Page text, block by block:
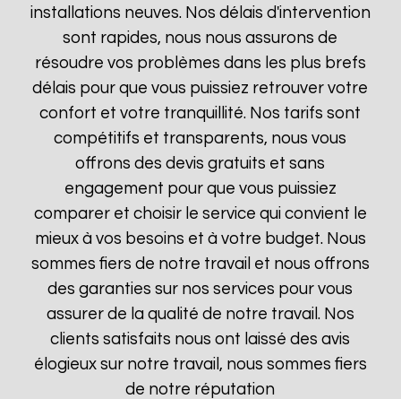
installations neuves. Nos délais d'intervention
sont rapides, nous nous assurons de
résoudre vos problèmes dans les plus brefs
délais pour que vous puissiez retrouver votre
confort et votre tranquillité. Nos tarifs sont
compétitifs et transparents, nous vous
offrons des devis gratuits et sans
engagement pour que vous puissiez
comparer et choisir le service qui convient le
mieux à vos besoins et à votre budget. Nous
sommes fiers de notre travail et nous offrons
des garanties sur nos services pour vous
assurer de la qualité de notre travail. Nos
clients satisfaits nous ont laissé des avis
élogieux sur notre travail, nous sommes fiers
de notre réputation